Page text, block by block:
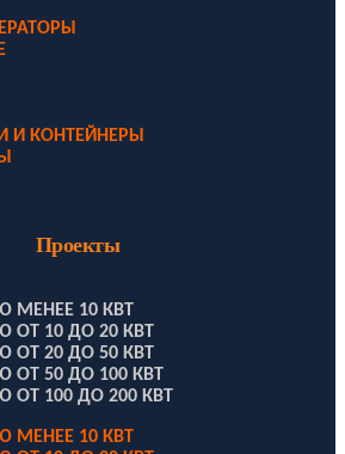
И КОНТЕЙНЕРЫ
Проекты
МЕНЕЕ 10 КВТ
10 ДО 20 КВТ
20 ДО 50 КВТ
50 ДО 100 КВТ
100 ДО 200 КВТ
МЕНЕЕ 10 КВТ